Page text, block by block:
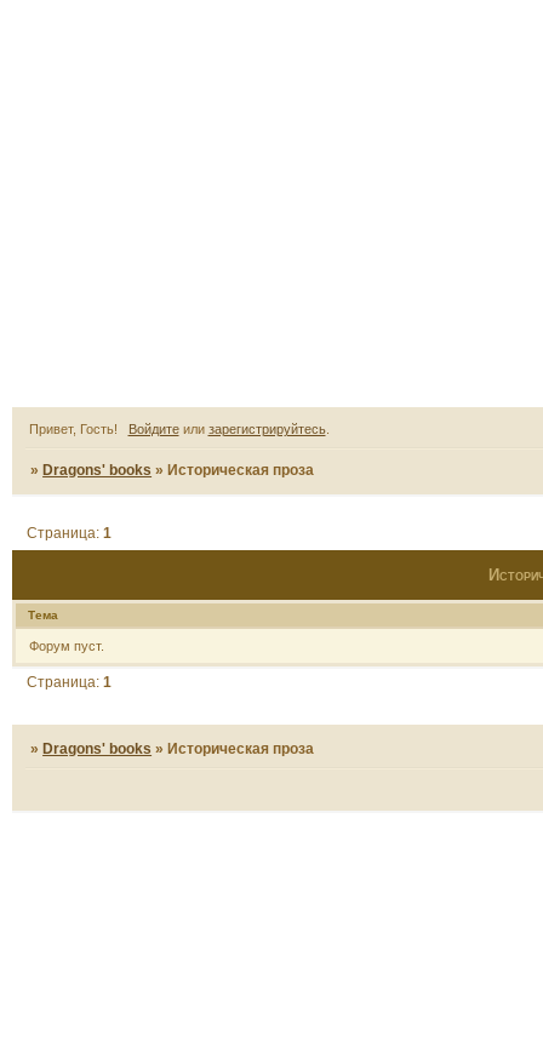
Привет, Гость! Войдитеили зарегистрируйтесь.
»Dragons' books »Историческая проза
Страница:1
Тема
Форум пуст.
Страница:1
» Dragons' books » Историческая проза